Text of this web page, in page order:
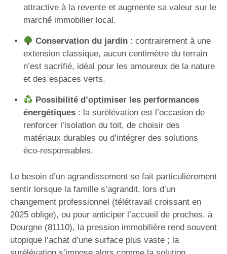
attractive à la revente et augmente sa valeur sur le
marché immobilier local.
Conservation du jardin: contrairement à une
extension classique, aucun centimètre du terrain
n’est sacrifié, idéal pour les amoureux de la nature
et des espaces verts.
Possibilité d’optimiser les performances
énergétiques: la surélévation est l’occasion de
renforcer l’isolation du toit, de choisir des
matériaux durables ou d’intégrer des solutions
éco-responsables.
Le besoin d’un agrandissement se fait particulièrement
sentir lorsque la famille s’agrandit, lors d’un
changement professionnel (télétravail croissant en
2025 oblige), ou pour anticiper l’accueil de proches. à
Dourgne (81110), la pression immobilière rend souvent
utopique l’achat d’une surface plus vaste ; la